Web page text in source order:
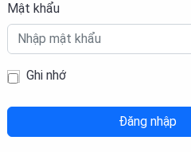
Mật khẩu
Ghi nhớ